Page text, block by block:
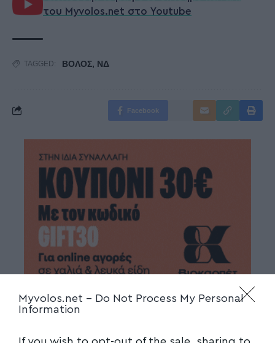
Myvolos.net - Do Not Process My Personal
Information
του Myvolos.net στο Youtube
TAGGED: ΒΟΛΟΣ, ΝΔ
Facebook